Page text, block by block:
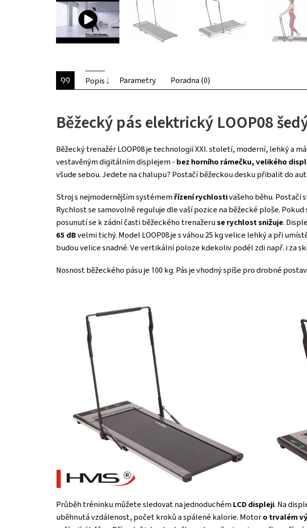
Popis Parametry Poradna (0)
Běžecký pás elektrický LOOP08
Běžecký trenažér LOOP08 je technologií XXI. století, moderní, lehký a
vestavěným digitálním displejem - bez horního rámečku, velikého
všude sebou. Jedete na chalupu? Postačí běžeckou desku přibalit do
Stroj s nejmodernějším systémem řízení rychlostivašeho běhu. Postačí
Rychlost se samovolně reguluje dle vaší pozice na běžecké ploše.
posunutí se k zádní časti běžeckého trenažeruse rychlost snižuje.
65 dBvelmi tichý. Model LOOP08 je s váhou 25 kg velice lehký a při
budou velice snadné. Ve vertikální poloze kdekoliv podél zdi např. i za
Nosnost běžeckého pásu je 100 kg. Pás je vhodný spíše pro drobné
Průběh tréninku můžete sledovat na jednoduchém LCD displeji. Na
uběhnutá vzdálenost, počet kroků a spálené kalorie. Motor o trvalém